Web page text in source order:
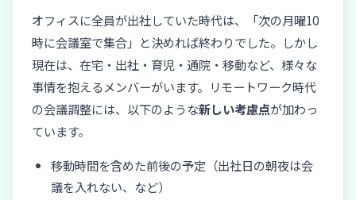
オフィスに全員が出社していた時代は、「次の月曜10
時に会議室で集合」と決めれば終わりでした。しかし
現在は、在宅・出社・育児・通院・移動など、様々な
事情を抱えるメンバーがいます。リモートワーク時代
の会議調整には、以下のような新しい考慮点が加わっ
ています。
移動時間を含めた前後の予定（出社日の朝夜は会
議を入れない、など）